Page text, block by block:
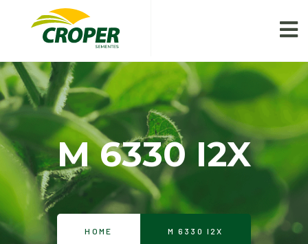
M 6330 I2X
HOME M 6330 I2X